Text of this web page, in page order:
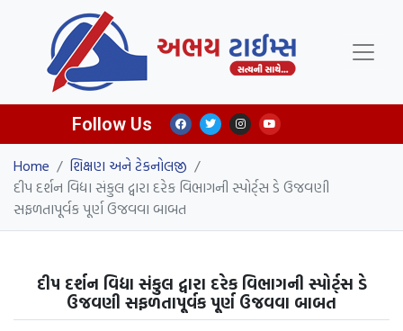
Follow Us
Home / શિક્ષણ અને ટેકનોલજી /
દીપ દર્શન વિદ્યા સંકુલ દ્વારા દરેક વિભાગની સ્પોર્ટ્સ ડે ઉજવણી
સફળતાપૂર્વક પૂર્ણ ઉજવવા બાબત
દીપ દર્શન વિદ્યા સંકુલ દ્વારા દરેક વિભાગની સ્પોર્ટ્સ ડે
ઉજવણી સફળતાપૂર્વક પૂર્ણ ઉજવવા બાબત